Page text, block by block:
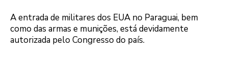
A entrada de militares dos EUA no Paraguai, bem
como das armas e munições, está devidamente
autorizada pelo Congresso do país.